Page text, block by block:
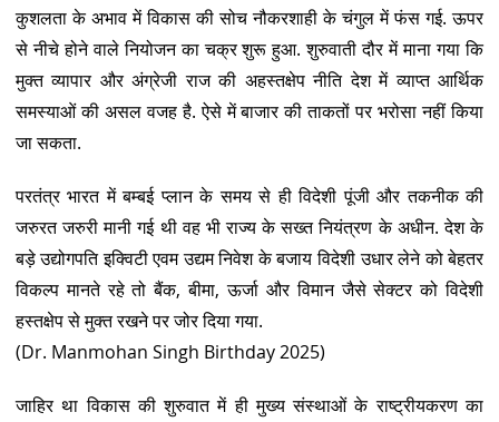
कुशलता के अभाव में विकास की सोच नौकरशाही के चंगुल में फंस गई. ऊपर
से नीचे होने वाले नियोजन का चक्र शुरू हुआ. शुरुवाती दौर में माना गया कि
मुक्त व्यापार और अंग्रेजी राज की अहस्तक्षेप नीति देश में व्याप्त आर्थिक
समस्याओं की असल वजह है. ऐसे में बाजार की ताकतों पर भरोसा नहीं किया
जा सकता.
परतंत्र भारत में बम्बई प्लान के समय से ही विदेशी पूंजी और तकनीक की
जरुरत जरुरी मानी गई थी वह भी राज्य के सख्त नियंत्रण के अधीन. देश के
बड़े उद्योगपति इक्विटी एवम उद्यम निवेश के बजाय विदेशी उधार लेने को बेहतर
विकल्प मानते रहे तो बैंक, बीमा, ऊर्जा और विमान जैसे सेक्टर को विदेशी
हस्तक्षेप से मुक्त रखने पर जोर दिया गया.
(Dr. Manmohan Singh Birthday 2025)
जाहिर था विकास की शुरुवात में ही मुख्य संस्थाओं के राष्ट्रीयकरण का